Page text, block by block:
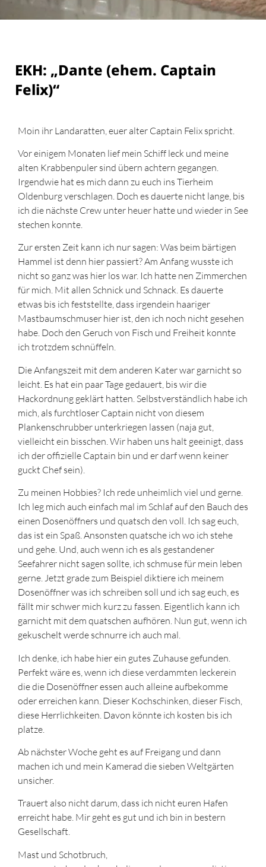
EKH: „Dante (ehem. Captain
Felix)“
Moin ihr Landaratten, euer alter Captain Felix spricht.
Vor einigem Monaten lief mein Schiff leck und meine
alten Krabbenpuler sind übern achtern gegangen.
Irgendwie hat es mich dann zu euch ins Tierheim
Oldenburg verschlagen. Doch es dauerte nicht lange, bis
ich die nächste Crew unter heuer hatte und wieder in See
stechen konnte.
Zur ersten Zeit kann ich nur sagen: Was beim bärtigen
Hammel ist denn hier passiert? Am Anfang wusste ich
nicht so ganz was hier los war. Ich hatte nen Zimmerchen
für mich. Mit allen Schnick und Schnack. Es dauerte
etwas bis ich feststellte, dass irgendein haariger
Mastbaumschmuser hier ist, den ich noch nicht gesehen
habe. Doch den Geruch von Fisch und Freiheit konnte
ich trotzdem schnüffeln.
Die Anfangszeit mit dem anderen Kater war garnicht so
leicht. Es hat ein paar Tage gedauert, bis wir die
Hackordnung geklärt hatten. Selbstverständlich habe ich
mich, als furchtloser Captain nicht von diesem
Plankenschrubber unterkriegen lassen (naja gut,
vielleicht ein bisschen. Wir haben uns halt geeinigt, dass
ich der offizielle Captain bin und er darf wenn keiner
guckt Chef sein).
Zu meinen Hobbies? Ich rede unheimlich viel und gerne.
Ich leg mich auch einfach mal im Schlaf auf den Bauch des
einen Dosenöffners und quatsch den voll. Ich sag euch,
das ist ein Spaß. Ansonsten quatsche ich wo ich stehe
und gehe. Und, auch wenn ich es als gestandener
Seefahrer nicht sagen sollte, ich schmuse für mein leben
gerne. Jetzt grade zum Beispiel diktiere ich meinem
Dosenöffner was ich schreiben soll und ich sag euch, es
fällt mir schwer mich kurz zu fassen. Eigentlich kann ich
garnicht mit dem quatschen aufhören. Nun gut, wenn ich
gekuschelt werde schnurre ich auch mal.
Ich denke, ich habe hier ein gutes Zuhause gefunden.
Perfekt wäre es, wenn ich diese verdammten leckerein
die die Dosenöffner essen auch alleine aufbekomme
oder erreichen kann. Dieser Kochschinken, dieser Fisch,
diese Herrlichkeiten. Davon könnte ich kosten bis ich
platze.
Ab nächster Woche geht es auf Freigang und dann
machen ich und mein Kamerad die sieben Weltgärten
unsicher.
Trauert also nicht darum, dass ich nicht euren Hafen
erreicht habe. Mir geht es gut und ich bin in bestern
Gesellschaft.
Mast und Schotbruch,